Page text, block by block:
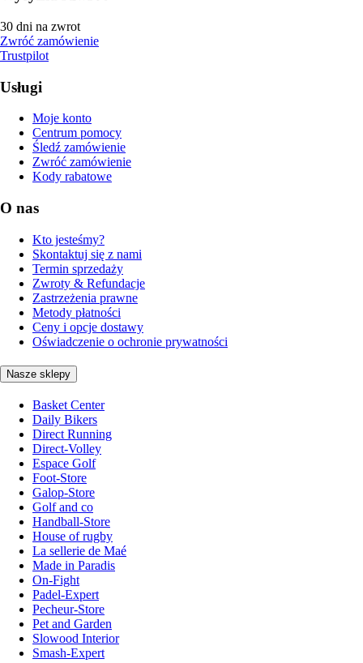
30 dni na zwrot
Zwróć zamówienie
Trustpilot
Usługi
Moje konto
Centrum pomocy
Śledź zamówienie
Zwróć zamówienie
Kody rabatowe
O nas
Kto jesteśmy?
Skontaktuj się z nami
Termin sprzedaży
Zwroty & Refundacje
Zastrzeżenia prawne
Metody płatności
Ceny i opcje dostawy
Oświadczenie o ochronie prywatności
Nasze sklepy
Basket Center
Daily Bikers
Direct Running
Direct-Volley
Espace Golf
Foot-Store
Galop-Store
Golf and co
Handball-Store
House of rugby
La sellerie de Maé
Made in Paradis
On-Fight
Padel-Expert
Pecheur-Store
Pet and Garden
Slowood Interior
Smash-Expert